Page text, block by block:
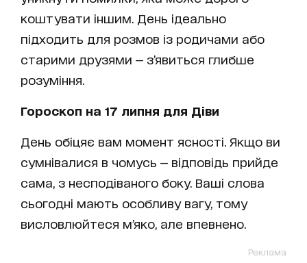
коштувати іншим. День ідеально
підходить для розмов із родичами або
старими друзями — з’явиться глибше
розуміння.
Гороскоп на 17 липня для Діви
День обіцяє вам момент ясності. Якщо ви
сумнівалися в чомусь — відповідь прийде
сама, з несподіваного боку. Ваші слова
сьогодні мають особливу вагу, тому
висловлюйтеся м’яко, але впевнено.
Реклама